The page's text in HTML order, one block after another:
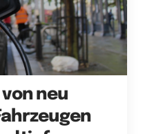
von neu